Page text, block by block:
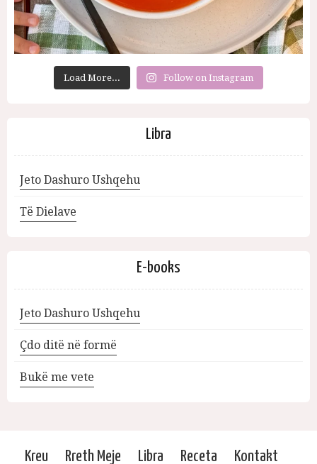
Load More... Follow on Instagram
Libra
Jeto Dashuro Ushqehu
Të Dielave
E-books
Jeto Dashuro Ushqehu
Çdo ditë në formë
Bukë me vete
Kreu Rreth Meje Libra Receta Kontakt